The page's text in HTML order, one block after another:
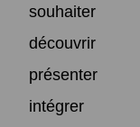
souhaiter
découvrir
présenter
intégrer